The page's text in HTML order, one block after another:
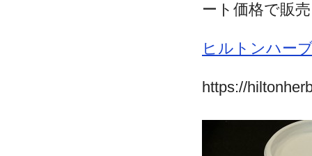
ート価格で販
ヒルトンハー
https://